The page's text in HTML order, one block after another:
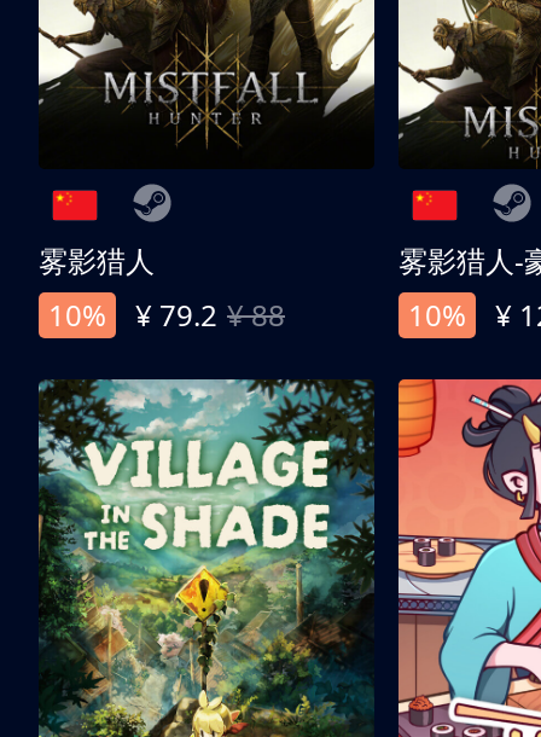
雾影猎人
10%
¥ 79.2 ¥ 88
雾影猎人-
10%
¥